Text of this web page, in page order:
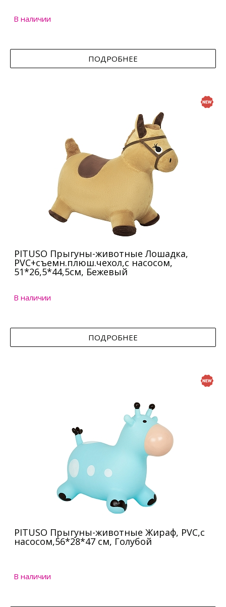
В наличии
ПОДРОБНЕЕ
PITUSO Прыгуны-животные Лошадка,
PVC+съемн.плюш.чехол,с насосом,
51*26,5*44,5см, Бежевый
В наличии
ПОДРОБНЕЕ
PITUSO Прыгуны-животные Жираф, PVC,с
насосом,56*28*47 см, Голубой
В наличии